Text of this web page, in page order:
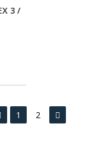
3 /
1 2